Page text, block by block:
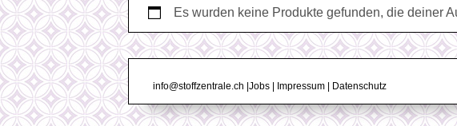
Es wurden keine Produkte gefunden, die deiner
info@stoffzentrale.ch |Jobs | Impressum | Datenschutz